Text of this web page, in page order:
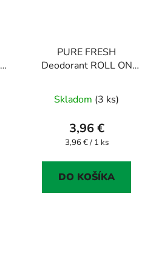
PURE FRESH
Deodorant ROLL ON
Skladom (3 ks)
3,96 €
Jednotková
3,96 € / 1 ks
DO KOŠÍKA